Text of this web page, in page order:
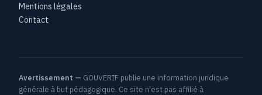
Mentions légales
Contact
Avertissement — GOUVERIF publie une information juridique
générale à but pédagogique. Ce site n'est pas affilié à